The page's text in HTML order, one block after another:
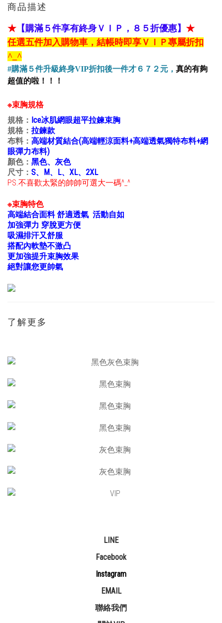
商品描述
★ 【購滿５件享有終身ＶＩＰ，８５折優惠】 ★
任選五件加入購物車，結帳時即享ＶＩＰ專屬折扣
^_^
#購滿５件升級終身VIP折扣後一件才６７２元， 真的有夠
超值的啦！！！
※束胸規格
規格： Ice冰肌網眼超平拉鍊束胸
規格： 拉鍊款
布料： 高端材質結合(高端輕涼面料+高端透氣獨特布料+網
眼彈力布料)
顏色： 黑色、灰色
尺寸： S、M、L、XL、2XL
PS.不喜歡太緊的帥帥可選大一碼^_^
※束胸特色
高端結合面料 舒適透氣 活動自如
加強彈力 穿脫更方便
吸濕排汗又舒服
搭配內軟墊不激凸
更加強提升束胸效果
絕對讓您更帥氣
了解更多
LINE
Facebook
Instagram
EMAIL
聯絡我們